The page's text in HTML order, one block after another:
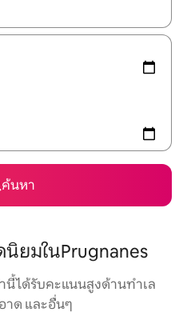
หรือปัด เพื่อสำรวจผลการค้นหา
ค้นหา
ยมในPrugnanes
นี้ได้รับคะแนนสูงด้านทำเล
าด และอื่นๆ